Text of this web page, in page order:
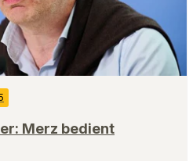
Merz bedient